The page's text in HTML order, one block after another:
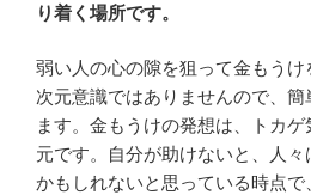
り着く場所です。
弱い人の心の隙を狙って金もうけ
次元意識ではありませんので、簡
ます。金もうけの発想は、トカ
元です。自分が助けないと、人
かもしれないと思っている時点